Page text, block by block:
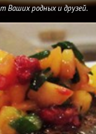
Ваших родных и друзей.